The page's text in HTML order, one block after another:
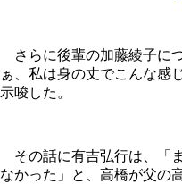
さらに後輩の加藤綾子に
ぁ、私は身の丈でこんな感
示唆した。
その話に有吉弘行は、「
なかった」と、高橋が父の